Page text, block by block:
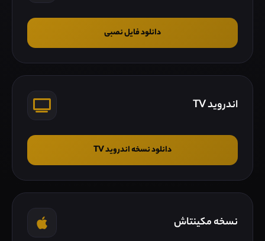
دانلود فایل نصبی
اندروید TV
دانلود نسخه اندروید TV
نسخه مکینتاش